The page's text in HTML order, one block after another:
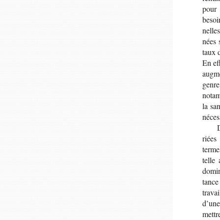
pour
nées
taux
En
la
telle